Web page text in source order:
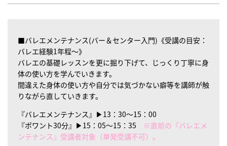
■バレエメンテナンス(バー＆センター入門)《受講の目安：
バレエ経験1年程～》
バレエの基礎レッスンを更に掘り下げて、じっくり丁寧に身
体の使い方を学んでいきます。
間違えた身体の使い方や自分では気づかない癖等を講師が触
りながら直していきます。
『バレエメンテナンス』▶13：30～15：00
『ポワント30分』▶15：05～15：35 ※直前の『バレエメ
ンテナンス』受講者対象（単発受講不可）。